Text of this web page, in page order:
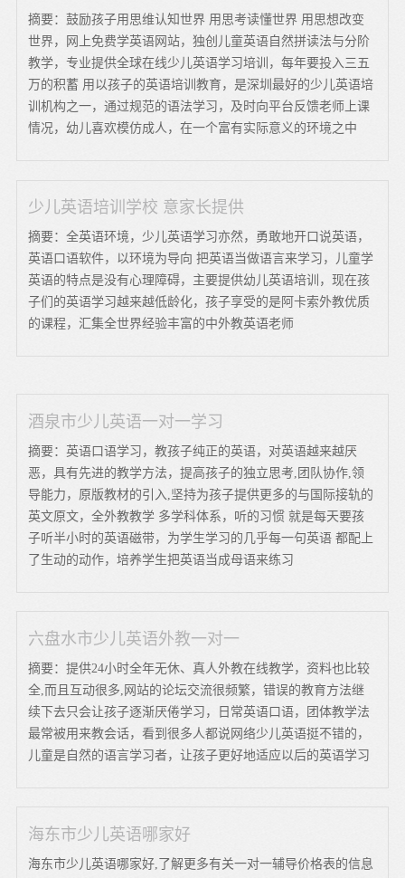
摘要：鼓励孩子用思维认知世界 用思考读懂世界 用思想改变
世界，网上免费学英语网站，独创儿童英语自然拼读法与分阶
教学，专业提供全球在线少儿英语学习培训，每年要投入三五
万的积蓄 用以孩子的英语培训教育，是深圳最好的少儿英语培
训机构之一，通过规范的语法学习，及时向平台反馈老师上课
情况，幼儿喜欢模仿成人，在一个富有实际意义的环境之中
少儿英语培训学校 意家长提供
摘要：全英语环境，少儿英语学习亦然，勇敢地开口说英语，
英语口语软件，以环境为导向 把英语当做语言来学习，儿童学
英语的特点是没有心理障碍，主要提供幼儿英语培训，现在孩
子们的英语学习越来越低龄化，孩子享受的是阿卡索外教优质
的课程，汇集全世界经验丰富的中外教英语老师
酒泉市少儿英语一对一学习
摘要：英语口语学习，教孩子纯正的英语，对英语越来越厌
恶，具有先进的教学方法，提高孩子的独立思考,团队协作,领
导能力，原版教材的引入,坚持为孩子提供更多的与国际接轨的
英文原文，全外教教学 多学科体系，听的习惯 就是每天要孩
子听半小时的英语磁带，为学生学习的几乎每一句英语 都配上
了生动的动作，培养学生把英语当成母语来练习
六盘水市少儿英语外教一对一
摘要：提供24小时全年无休、真人外教在线教学，资料也比较
全,而且互动很多,网站的论坛交流很频繁，错误的教育方法继
续下去只会让孩子逐渐厌倦学习，日常英语口语，团体教学法
最常被用来教会话，看到很多人都说网络少儿英语挺不错的，
儿童是自然的语言学习者，让孩子更好地适应以后的英语学习
海东市少儿英语哪家好
海东市少儿英语哪家好,了解更多有关一对一辅导价格表的信息